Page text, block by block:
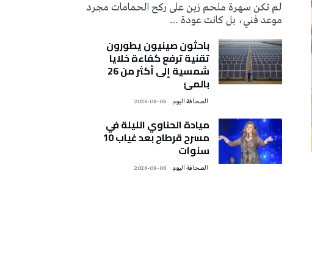
لم تكن سهرة ملحم زين على ركح الحمامات مجرد
موعد فني، بل كانت عودة …
باحثون صينيون يطورون
تقنية ترفع كفاءة خلايا
شمسية إلى أكثر من 26
بالمئ
2026-08-06
ميادة الحناوي الليلة في
مسرح قرطاج بعد غياب 10
سنوات
2026-08-06